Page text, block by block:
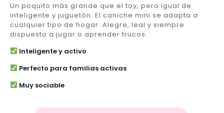
Un poquito más grande que el toy, pero igual de
inteligente y juguetón. El caniche mini se adapta a
cualquier tipo de hogar. Alegre, leal y siempre
dispuesto a jugar o aprender trucos.
Inteligente y activo
Perfecto para familias activas
Muy sociable